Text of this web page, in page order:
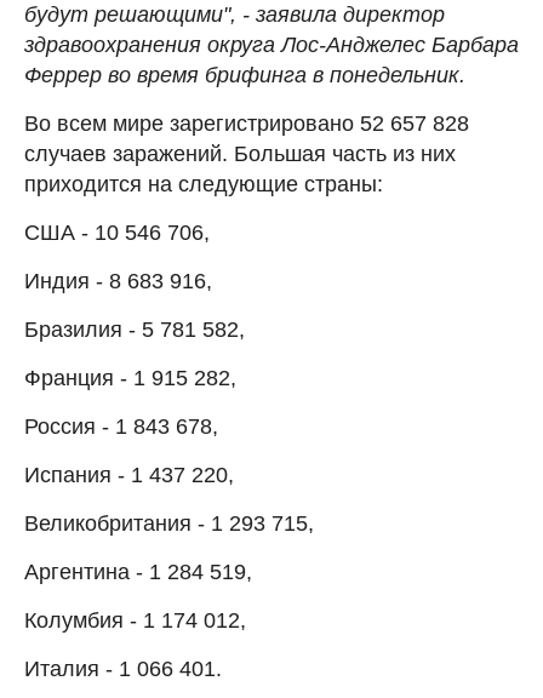
будут решающими", - заявила директор
здравоохранения округа Лос-Анджелес Барбара
Феррер во время брифинга в понедельник.
Во всем мире зарегистрировано 52 657 828
случаев заражений. Большая часть из них
приходится на следующие страны:
США - 10 546 706,
Индия - 8 683 916,
Бразилия - 5 781 582,
Франция - 1 915 282,
Россия - 1 843 678,
Испания - 1 437 220,
Великобритания - 1 293 715,
Аргентина - 1 284 519,
Колумбия - 1 174 012,
Италия - 1 066 401.